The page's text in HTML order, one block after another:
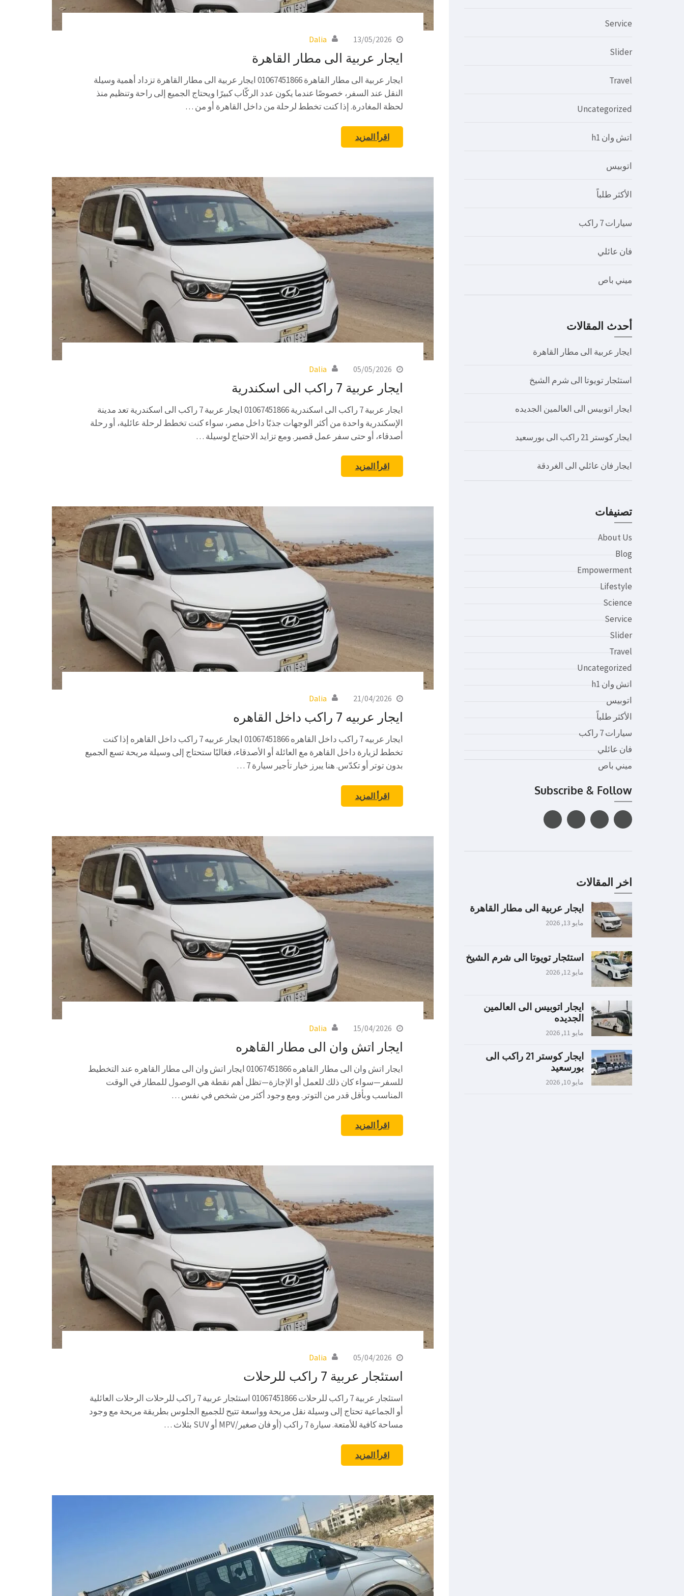
13/05/2026
Dalia
ايجار عربية الى مطار القاهرة
ايجار عربية الى مطار القاهرة 01067451866 ايجار عربية الى مطار القاهرة تزداد أهمية وسيلة
النقل عند السفر، خصوصًا عندما يكون عدد الركّاب كبيرًا ويحتاج الجميع إلى راحة وتنظيم منذ
لحظة المغادرة. إذا كنت تخطط لرحلة من داخل القاهرة أو من …
اقرأ المزيد
05/05/2026
Dalia
ايجار عربية 7 راكب الى اسكندرية
ايجار عربية 7 راكب الى اسكندرية 01067451866 ايجار عربية 7 راكب الى اسكندرية تعد مدينة
الإسكندرية واحدة من أكثر الوجهات جذبًا داخل مصر، سواء كنت تخطط لرحلة عائلية، أو رحلة
أصدقاء، أو حتى سفر عمل قصير. ومع تزايد الاحتياج لوسيلة …
اقرأ المزيد
21/04/2026
Dalia
ايجار عربيه 7 راكب داخل القاهره
ايجار عربيه 7 راكب داخل القاهره 01067451866 ايجار عربيه 7 راكب داخل القاهره إذا كنت
تخطط لزيارة داخل القاهرة مع العائلة أو الأصدقاء، فغالبًا ستحتاج إلى وسيلة مريحة تسع الجميع
بدون توتر أو تكدّس. هنا يبرز خيار تأجير سيارة 7 …
اقرأ المزيد
15/04/2026
Dalia
ايجار اتش وان الى مطار القاهره
ايجار اتش وان الى مطار القاهره 01067451866 ايجار اتش وان الى مطار القاهره عند التخطيط
للسفر—سواء كان ذلك للعمل أو الإجازة—تظل أهم نقطة هي الوصول للمطار في الوقت
المناسب وبأقل قدر من التوتر. ومع وجود أكثر من شخص في نفس …
اقرأ المزيد
05/04/2026
Dalia
استئجار عربية 7 راكب للرحلات
استئجار عربية 7 راكب للرحلات 01067451866 استئجار عربية 7 راكب للرحلات الرحلات العائلية
أو الجماعية تحتاج إلى وسيلة نقل مريحة وواسعة تتيح للجميع الجلوس بطريقة مريحة مع وجود
مساحة كافية للأمتعة. سيارة 7 راكب (أو فان صغير/MPV أو SUV بثلاث …
اقرأ المزيد
Service
Slider
Travel
Uncategorized
اتش وان h1
اتوبيس
الأكثر طلباً
سيارات 7 راكب
فان عائلي
ميني باص
أحدث المقالات
ايجار عربية الى مطار القاهرة
استئجار تويوتا الى شرم الشيخ
ايجار اتوبيس الى العالمين الجديده
ايجار كوستر 21 راكب الى بورسعيد
ايجار فان عائلي الى الغردقة
تصنيفات
About Us
Blog
Empowerment
Lifestyle
Science
Service
Slider
Travel
Uncategorized
اتش وان h1
اتوبيس
الأكثر طلباً
سيارات 7 راكب
فان عائلي
ميني باص
Subscribe & Follow
اخر المقالات
ايجار عربية الى مطار القاهرة
مايو 13, 2026
استئجار تويوتا الى شرم الشيخ
مايو 12, 2026
ايجار اتوبيس الى العالمين
الجديده
مايو 11, 2026
ايجار كوستر 21 راكب الى
بورسعيد
مايو 10, 2026